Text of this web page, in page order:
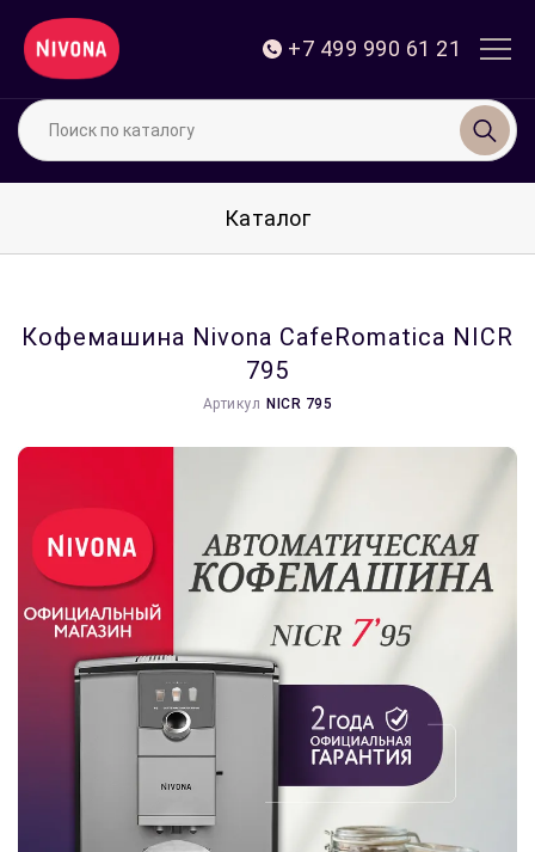
+7 499 990 61 21
Поиск по каталогу
Каталог
Кофемашина Nivona CafeRomatica NICR
795
Артикул NICR 795